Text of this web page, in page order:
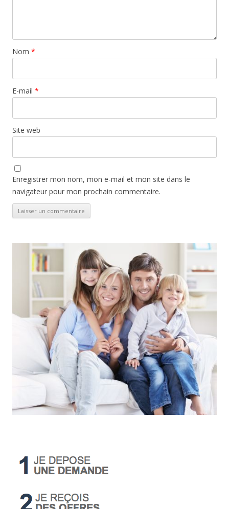
Nom *
E-mail *
Site web
Enregistrer mon nom, mon e-mail et mon site dans le
navigateur pour mon prochain commentaire.